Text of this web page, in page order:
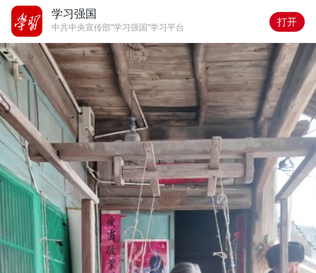
学习强国
中共中央宣传部“学习强国”学习平台 打开